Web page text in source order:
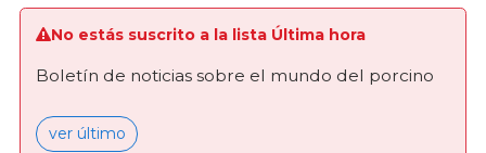
No estás suscrito a la lista Última hora
Boletín de noticias sobre el mundo del porcino
ver último